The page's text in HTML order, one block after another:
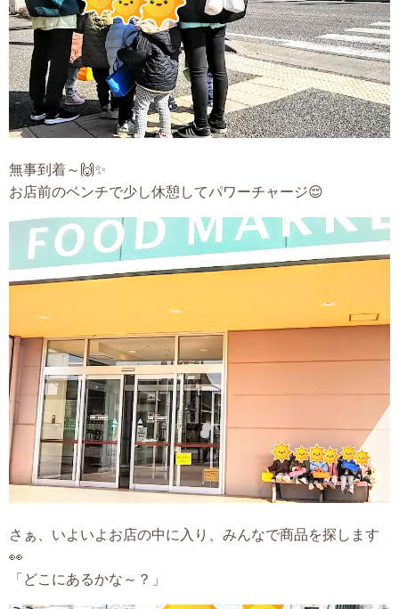
無事到着～🙌✨
お店前のベンチで少し休憩してパワーチャージ😌
さぁ、いよいよお店の中に入り、みんなで商品を探します
👀
「どこにあるかな～？」